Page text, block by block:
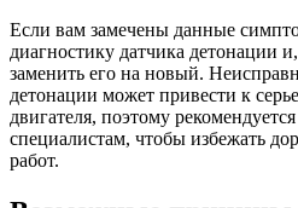
Если вам замечены данные
диагностику датчика детонации
заменить его на новый.
детонации может привести к
двигателя, поэтому
специалистам, чтобы избежать
работ.